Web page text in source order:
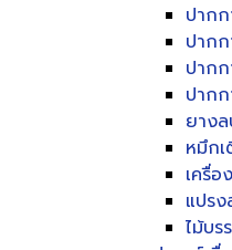
ปาก
ปาก
ปาก
ปาก
ยาง
หมึก
เครื่อ
แปรง
ไม้บ